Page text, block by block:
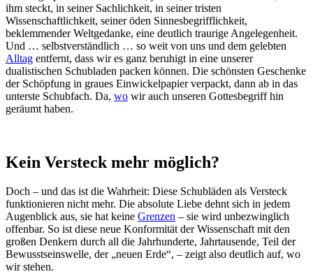
ihm steckt, in seiner Sachlichkeit, in seiner tristen
Wissenschaftlichkeit, seiner öden Sinnesbegrifflichkeit,
beklemmender Weltgedanke, eine deutlich traurige Angelegenheit.
Und … selbstverständlich … so weit von uns und dem gelebten
Alltag entfernt, dass wir es ganz beruhigt in eine unserer
dualistischen Schubladen packen können. Die schönsten Geschenke
der Schöpfung in graues Einwickelpapier verpackt, dann ab in das
unterste Schubfach. Da, wo wir auch unseren Gottesbegriff hin
geräumt haben.
Kein Versteck mehr möglich?
Doch – und das ist die Wahrheit: Diese Schubläden als Versteck
funktionieren nicht mehr. Die absolute Liebe dehnt sich in jedem
Augenblick aus, sie hat keine Grenzen – sie wird unbezwinglich
offenbar. So ist diese neue Konformität der Wissenschaft mit den
großen Denkern durch all die Jahrhunderte, Jahrtausende, Teil der
Bewusstseinswelle, der „neuen Erde“, – zeigt also deutlich auf, wo
wir stehen.